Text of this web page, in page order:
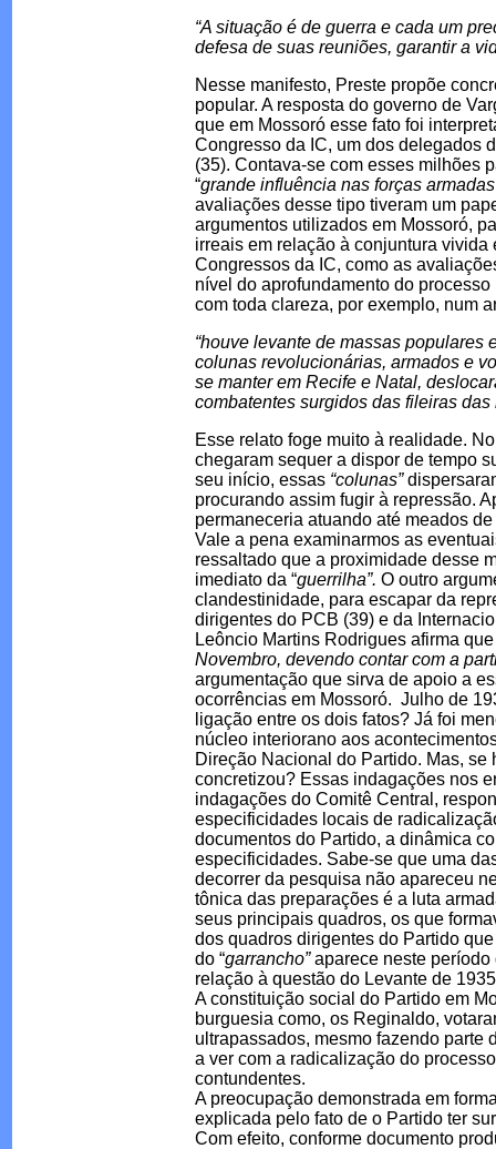
“A situação é de guerra e cada um
defesa de suas reuniões, garantir a
Nesse manifesto, Preste propõe
popular. A resposta do governo de
que em Mossoró esse fato foi
Congresso da IC, um dos delegados
(35). Contava-se com esses milhões
“grande influência nas forças
avaliações desse tipo tiveram um
argumentos utilizados em Mossoró,
irreais em relação à conjuntura
Congressos da IC, como as
nível do aprofundamento do
com toda clareza, por exemplo, num
“houve levante de massas populares
colunas revolucionárias, armados e
se manter em Recife e Natal,
combatentes surgidos das fileiras
Esse relato foge muito à realidade.
chegaram sequer a dispor de tempo
seu início, essas “colunas”
procurando assim fugir à repressão.
permaneceria atuando até meados
Vale a pena examinarmos as
ressaltado que a proximidade desse
imediato da “guerrilha”. O outro
clandestinidade, para escapar da
dirigentes do PCB (39) e da
Leôncio Martins Rodrigues afirma
Novembro, devendo contar com a
argumentação que sirva de apoio a
ocorrências em Mossoró. Julho de
ligação entre os dois fatos? Já foi
núcleo interiorano aos
Direção Nacional do Partido. Mas,
concretizou? Essas indagações nos
indagações do Comitê Central,
especificidades locais de
documentos do Partido, a dinâmica
especificidades. Sabe-se que uma
decorrer da pesquisa não apareceu
tônica das preparações é a luta
seus principais quadros, os que
dos quadros dirigentes do Partido
do “garrancho”aparece neste período
relação à questão do Levante de
A constituição social do Partido em
burguesia como, os Reginaldo,
ultrapassados, mesmo fazendo parte
a ver com a radicalização do
contundentes.
A preocupação demonstrada em
explicada pelo fato de o Partido ter
Com efeito, conforme documento